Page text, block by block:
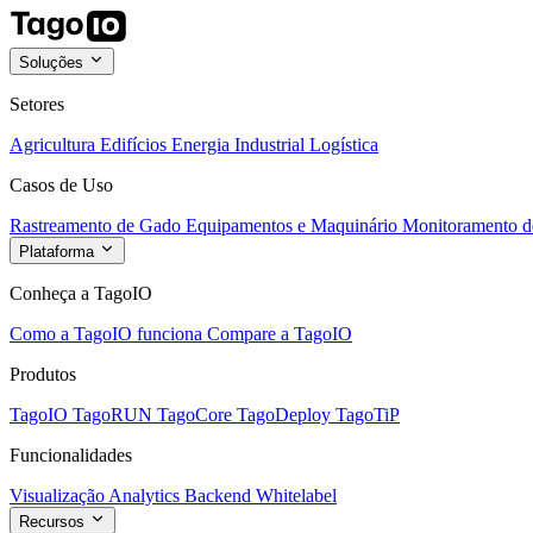
Soluções
Setores
Agricultura Edifícios Energia Industrial Logística
Casos de Uso
Rastreamento de Gado Equipamentos e Maquinário Monitoramento
Plataforma
Conheça a TagoIO
Como a TagoIO funciona Compare a TagoIO
Produtos
TagoIO TagoRUN TagoCore TagoDeploy TagoTiP
Funcionalidades
Visualização Analytics Backend Whitelabel
Recursos